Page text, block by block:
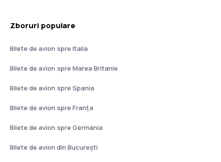
Zboruri populare
Bilete de avion spre Italia
Bilete de avion spre Marea Britanie
Bilete de avion spre Spania
Bilete de avion spre Franţa
Bilete de avion spre Germania
Bilete de avion din București